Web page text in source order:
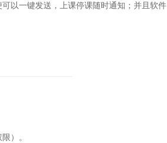
以一键发送，上课停课随时通知；并且软件
）。